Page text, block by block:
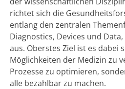
richtet sich die
entlang den zentralen
Diagnostics, Devices und
aus. Oberstes Ziel ist es dabei
Möglichkeiten der Medizin zu
Prozesse zu optimieren,
alle bezahlbar zu machen.